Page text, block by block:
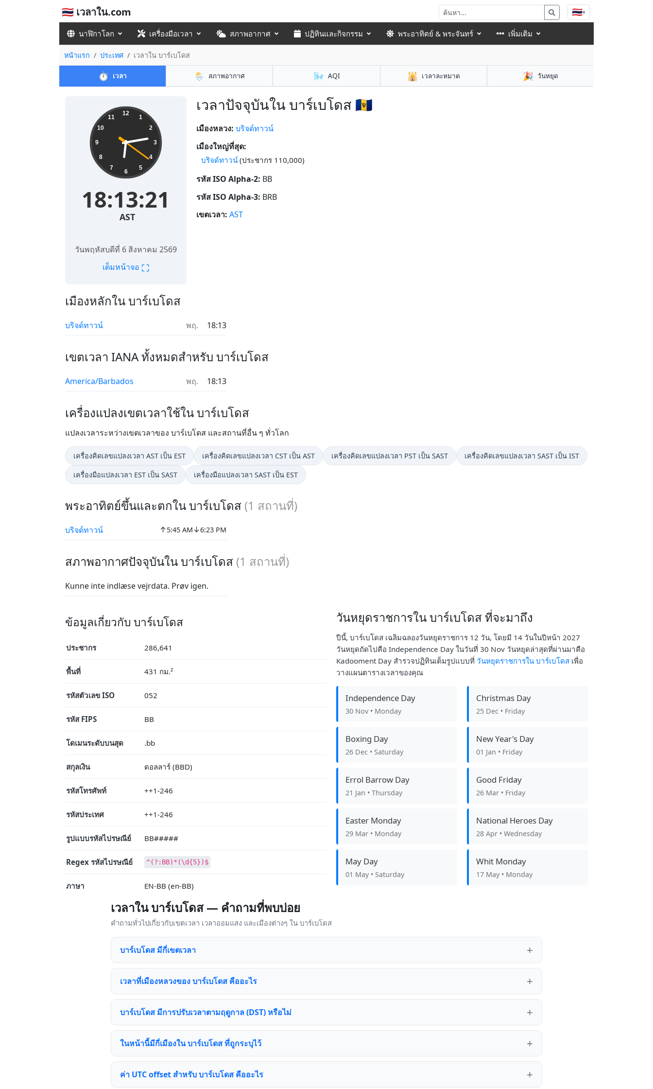
🇹🇭 เวลาใน.com 🇹🇭▾
นาฬิกาโลก เครื่องมือเวลา สภาพอากาศ ปฏิทินและกิจกรรม พระอาทิตย์ & พระจันทร์ เพิ่มเติม
หน้าแรก ประเทศ เวลาใน บาร์เบโดส
⏱️ เวลา 🌦️ สภาพอากาศ 🌬️ AQI 🕌 เวลาละหมาด 🎉 วันหยุด
เวลาปัจจุบันใน บาร์เบโดส 🇧🇧
12
1
2
3
4
5
6
7
8
9
10
11
18:13:21
AST
วันพฤหัสบดีที่ 6 สิงหาคม 2569
เต็มหน้าจอ ⛶
เมืองหลวง: บริจด์ทาวน์
เมืองใหญ่ที่สุด:
บริจด์ทาวน์(ประชากร 110,000)
รหัส ISO Alpha-2: BB
รหัส ISO Alpha-3: BRB
เขตเวลา: AST
เมืองหลักใน บาร์เบโดส
บริจด์ทาวน์ พฤ. 18:13
เขตเวลา IANA ทั้งหมดสำหรับ บาร์เบโดส
America/Barbados พฤ. 18:13
เครื่องแปลงเขตเวลาใช้ใน บาร์เบโดส
แปลงเวลาระหว่างเขตเวลาของ บาร์เบโดส และสถานที่อื่น ๆ ทั่วโลก
เครื่องคิดเลขแปลงเวลา AST เป็น EST เครื่องคิดเลขแปลงเวลา CST เป็น AST เครื่องคิดเลขแปลงเวลา PST เป็น SAST เครื่องคิดเลขแปลงเวลา SAST เป็น IST
เครื่องมือแปลงเวลา EST เป็น SAST เครื่องมือแปลงเวลา SAST เป็น EST
พระอาทิตย์ขึ้นและตกใน บาร์เบโดส (1 สถานที่)
บริจด์ทาวน์ ↑5:45 AM↓6:23 PM
สภาพอากาศปัจจุบันใน บาร์เบโดส (1 สถานที่)
Kunne inte indlæse vejrdata. Prøv igen.
ข้อมูลเกี่ยวกับ บาร์เบโดส
ประชากร 286,641
พื้นที่ 431 กม.²
รหัสตัวเลข ISO 052
รหัส FIPS BB
โดเมนระดับบนสุด .bb
สกุลเงิน ดอลลาร์ (BBD)
รหัสโทรศัพท์ ++1-246
รหัสประเทศ ++1-246
รูปแบบรหัสไปรษณีย์ BB#####
Regex รหัสไปรษณีย์ ^(?:BB)*(\d{5})$
ภาษา EN-BB (en-BB)
วันหยุดราชการใน บาร์เบโดส ที่จะมาถึง
ปีนี้, บาร์เบโดส เฉลิมฉลองวันหยุดราชการ 12 วัน, โดยมี 14 วันในปีหน้า 2027
วันหยุดถัดไปคือ Independence Day ในวันที่ 30 Nov วันหยุดล่าสุดที่ผ่านมาคือ
Kadooment Day สำรวจปฏิทินเต็มรูปแบบที่ วันหยุดราชการใน บาร์เบโดส เพื่อ
วางแผนตารางเวลาของคุณ
Independence Day
30 Nov • Monday
Christmas Day
25 Dec • Friday
Boxing Day
26 Dec • Saturday
New Year's Day
01 Jan • Friday
Errol Barrow Day
21 Jan • Thursday
Good Friday
26 Mar • Friday
Easter Monday
29 Mar • Monday
National Heroes Day
28 Apr • Wednesday
May Day
01 May • Saturday
Whit Monday
17 May • Monday
เวลาใน บาร์เบโดส — คำถามที่พบบ่อย
คำถามทั่วไปเกี่ยวกับเขตเวลา เวลาออมแสง และเมืองต่างๆ ใน บาร์เบโดส
บาร์เบโดส มีกี่เขตเวลา
เวลาที่เมืองหลวงของ บาร์เบโดส คืออะไร
บาร์เบโดส มีการปรับเวลาตามฤดูกาล (DST) หรือไม่
ในหน้านี้มีกี่เมืองใน บาร์เบโดส ที่ถูกระบุไว้
ค่า UTC offset สำหรับ บาร์เบโดส คืออะไร